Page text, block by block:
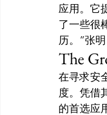
应用。它
了一些很
历。”张明
The
在寻求安
度。凭借
的首选应